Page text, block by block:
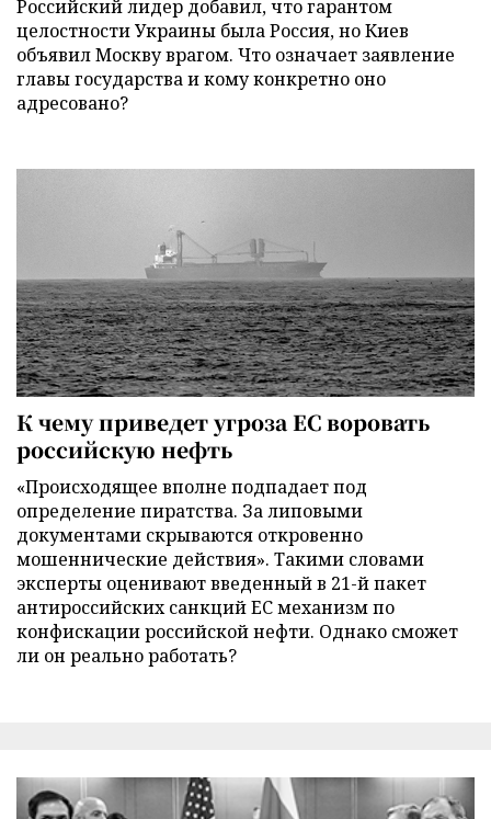
Российский лидер добавил, что гарантом
целостности Украины была Россия, но Киев
объявил Москву врагом. Что означает заявление
главы государства и кому конкретно оно
адресовано?
К чему приведет угроза ЕС воровать
российскую нефть
«Происходящее вполне подпадает под
определение пиратства. За липовыми
документами скрываются откровенно
мошеннические действия». Такими словами
эксперты оценивают введенный в 21-й пакет
антироссийских санкций ЕС механизм по
конфискации российской нефти. Однако сможет
ли он реально работать?